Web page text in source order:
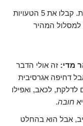
הדרך לשיקום מוצלח רצופה במלכודות קטנות. קבלו את 5 הטעויות
למסלול המהיר
מדי: זה אולי הדבר
דחיפה אגרסיבית
לדלקת, לכאב, ואפילו
חובה.
אבל הוא בהחלט